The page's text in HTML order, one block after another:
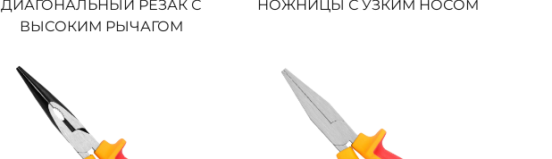
ДИАГОНАЛЬНЫЙ РЕЗАК С
ВЫСОКИМ РЫЧАГОМ
НОЖНИЦЫ С УЗКИМ НОСОМ